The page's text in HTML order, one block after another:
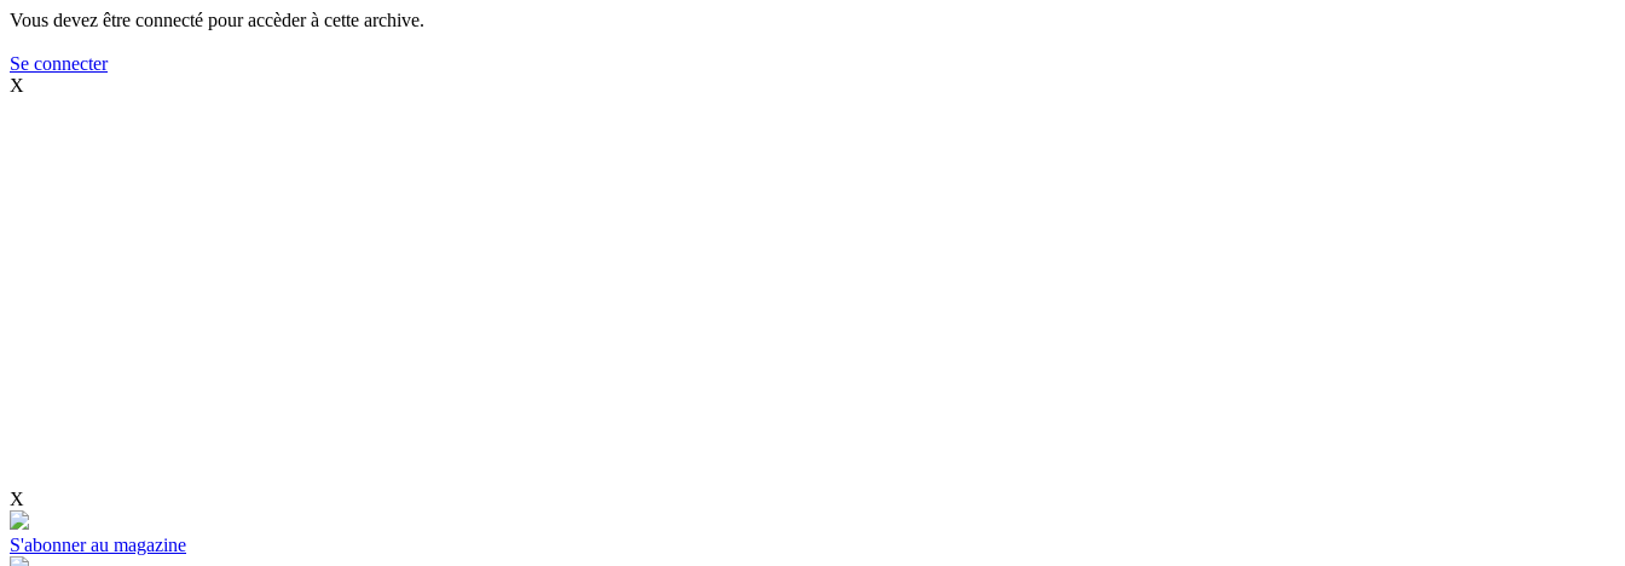
Vous devez être connecté pour accèder à cette archive.
Se connecter
X
X
S'abonner au magazine